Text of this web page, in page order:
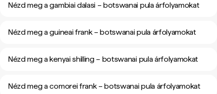
Nézd meg a gambiai dalasi – botswanai pula árfolyamokat
Nézd meg a guineai frank – botswanai pula árfolyamokat
Nézd meg a kenyai shilling – botswanai pula árfolyamokat
Nézd meg a comorei frank – botswanai pula árfolyamokat